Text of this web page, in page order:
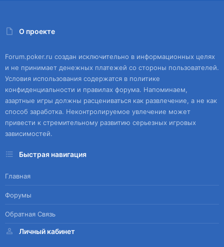
О проекте
Forum.poker.ru создан исключительно в информационных целях
и не принимает денежных платежей со стороны пользователей.
Условия использования содержатся в политике
конфиденциальности и правилах форума. Напоминаем,
азартные игры должны расцениваться как развлечение, а не как
способ заработка. Неконтролируемое увлечение может
привести к стремительному развитию серьезных игровых
зависимостей.
Быстрая навигация
Главная
Форумы
Обратная Связь
Личный кабинет